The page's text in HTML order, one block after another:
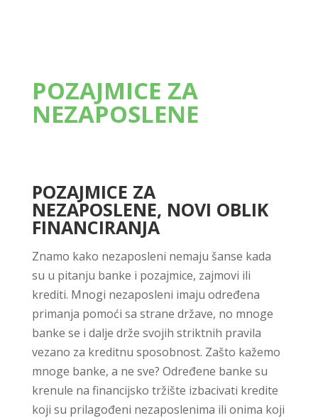
POZAJMICE ZA
NEZAPOSLENE
POZAJMICE ZA
NEZAPOSLENE, NOVI OBLIK
FINANCIRANJA
Znamo kako nezaposleni nemaju šanse kada
su u pitanju banke i pozajmice, zajmovi ili
krediti. Mnogi nezaposleni imaju određena
primanja pomoći sa strane države, no mnoge
banke se i dalje drže svojih striktnih pravila
vezano za kreditnu sposobnost. Zašto kažemo
mnoge banke, a ne sve? Određene banke su
krenule na financijsko tržište izbacivati kredite
koji su prilagođeni nezaposlenima ili onima koji